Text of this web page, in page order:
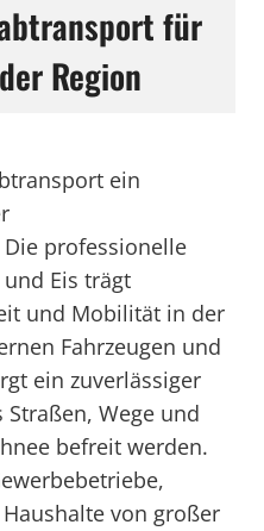
für
Region
ein
professionelle
Eis trägt
und Mobilität in der
Fahrzeugen und
ein zuverlässiger
Wege und
befreit werden.
von großer